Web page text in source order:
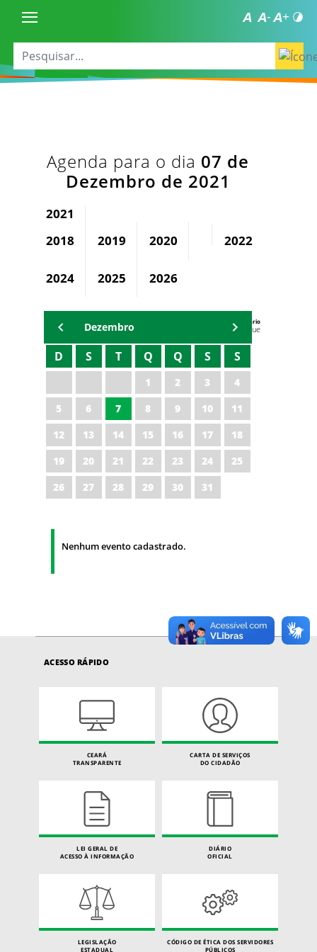
Agenda para o dia 07 de
Dezembro de 2021
2021
2018
2019 2020 2022
2024 2025 2026
Agenda do Secretário
Zezinho Albuquerque
Dezembro
D S T Q Q S S
1 2 3
4
5
6 7 8 9 10
11
12
13 14 15 16 17
18
19
20 21 22 23 24
25
26
27 28 29 30 31
Nenhum evento cadastrado.
ACESSO RÁPIDO
CEARÁ
TRANSPARENTE
CARTA DE SERVIÇOS
DO CIDADÃO
LEI GERAL DE
ACESSO À INFORMAÇÃO
DIÁRIO
OFICIAL
LEGISLAÇÃO
ESTADUAL
CÓDIGO DE ÉTICA DOS SERVIDORES
PÚBLICOS